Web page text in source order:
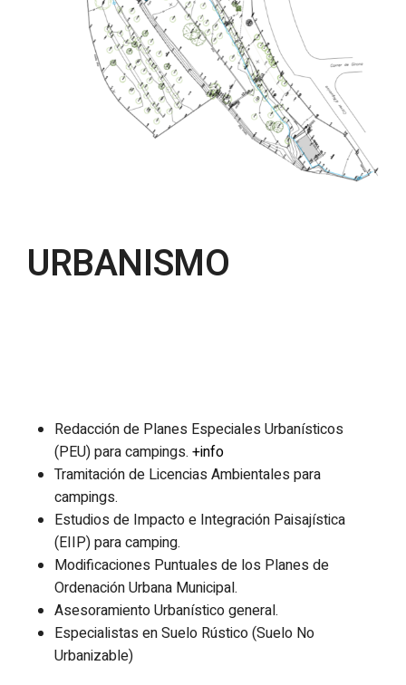
URBANISMO
Redacción de Planes Especiales Urbanísticos
(PEU) para campings. +info
Tramitación de Licencias Ambientales para
campings.
Estudios de Impacto e Integración Paisajística
(EIIP) para camping.
Modificaciones Puntuales de los Planes de
Ordenación Urbana Municipal.
Asesoramiento Urbanístico general.
Especialistas en Suelo Rústico (Suelo No
Urbanizable)